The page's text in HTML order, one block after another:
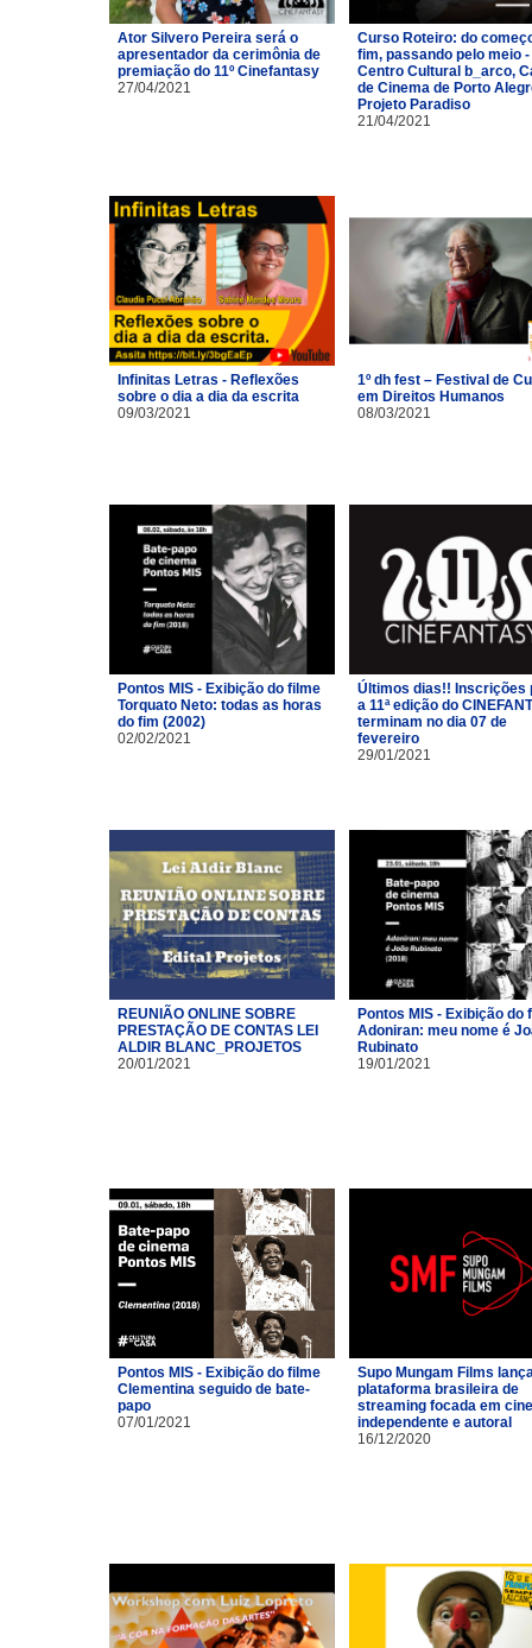
Ator Silvero Pereira será o
apresentador da cerimônia de
premiação do 11º Cinefantasy
27/04/2021
Curso Roteiro: do
fim, passando pelo meio -
Centro Cultural b_arco,
de Cinema de Porto
Projeto Paradiso
21/04/2021
Infinitas Letras - Reflexões
sobre o dia a dia da escrita
09/03/2021
1º dh fest – Festival de
em Direitos Humanos
08/03/2021
Pontos MIS - Exibição do filme
Torquato Neto: todas as horas
do fim (2002)
02/02/2021
Últimos dias!! Inscrições
a 11ª edição do
terminam no dia 07 de
fevereiro
29/01/2021
REUNIÃO ONLINE SOBRE
PRESTAÇÃO DE CONTAS LEI
ALDIR BLANC_PROJETOS
20/01/2021
Pontos MIS - Exibição do
Adoniran: meu nome é
Rubinato
19/01/2021
Pontos MIS - Exibição do filme
Clementina seguido de bate-
papo
07/01/2021
Supo Mungam Films
plataforma brasileira de
streaming focada em
independente e autoral
16/12/2020